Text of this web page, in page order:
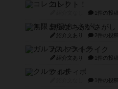
コレクト！
1件の投稿
無限まちがいさがし
紹介文あり 2件の投稿
ガルフストライク
紹介文あり 1件の投稿
クルティボ
1件の投稿